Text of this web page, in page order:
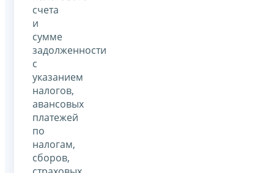
счета
и
сумме
задолженности
с
указанием
налогов,
авансовых
платежей
по
налогам,
сборов,